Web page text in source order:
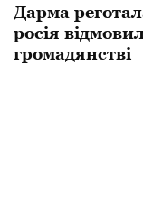
Дарма
росія
громадянстві